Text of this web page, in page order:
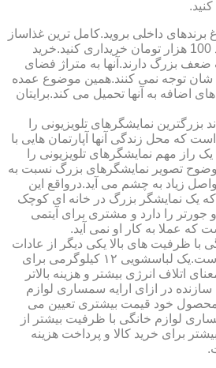
داخلی بروید.کامل ترین غذاساز
داخلی را می توانید با حدود 100 هزار تومان خریداری کنید.خرید
بزرگ دارند.آنها به متراژ فضای
شان توجه نمی کنند.همین موضوع عمده
اضافه به آنها تحمیل می کند.برایتان
بزرگترین نمایشگرهای تلویزیونی را
که محل زندگی آنها آپارتمان هایی با
راز مهم نمایشگرهای تلویزیونی را
وضوح تصویر نمایشگرهای بزرگ نسبت به
زیاد به چشم می آید.درواقع این
یک نمایشگر بزرگ در خانه ای کوچک
را دارد و مشتری برای آیتمی
که عملا به کار او نمی آید.
با ظرفیت های بالا یکی دیگر از عادات
نادرست مشتریان ایرانی است.یک لباسشویی ١٢ کیلوگرمی برای
تنها به معنای اتلاف انرژی بیشتر و هزینه بالاتر
سازنده در ازای ارایه سمساری لوازم
محصول خود قیمت بیشتری تعیین می
لوازم خانگی با ظرفیت بیشتر از
برای خرید کالا و پرداخت هزینه